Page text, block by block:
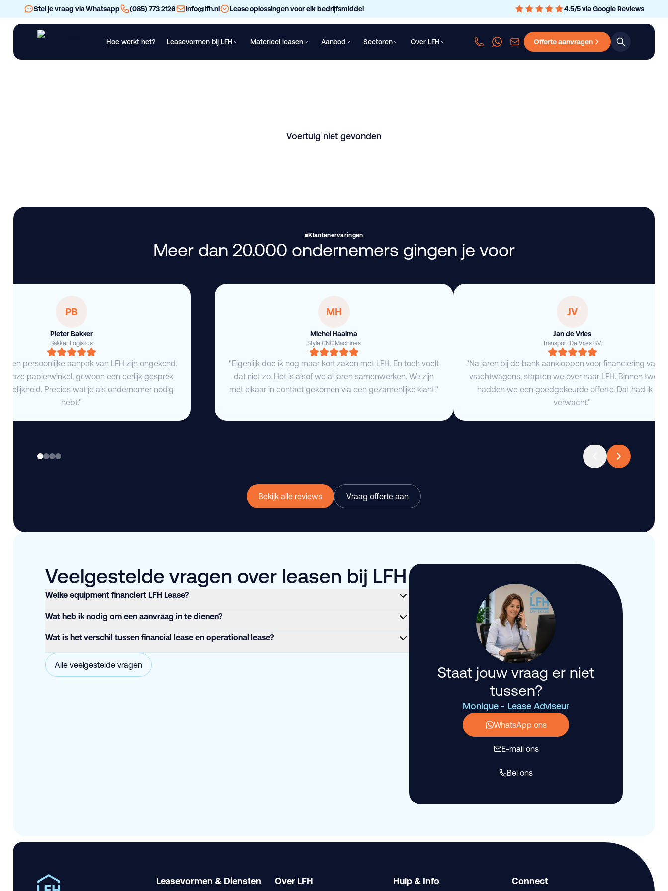
Stel je vraag via Whatsapp (085) 773 2126 info@lfh.nl Lease oplossingen voor elk bedrijfsmiddel 4.5/5via Google Reviews
Hoe werkt het? Leasevormen bij LFH Materieel leasen Aanbod Sectoren Over LFH Offerte aanvragen
Voertuig niet gevonden
Klantenervaringen
Meer dan 20.000 ondernemers gingen je voor
MH
Michel Haaima
Style CNC Machines
"Eigenlijk doe ik nog maar kort zaken met LFH. En toch voelt
dat niet zo. Het is alsof we al jaren samenwerken. We zijn
met elkaar in contact gekomen via een gezamenlijke klant."
JV
Jan de Vries
Transport De Vries B.V.
"Na jaren bij de bank aankloppen voor financiering van
vrachtwagens, stapten we over naar LFH. Binnen twee
hadden we een goedgekeurde offerte. Dat had ik niet
verwacht."
PB
Pieter Bakker
Bakker Logistics
en persoonlijke aanpak van LFH zijn ongekend.
papierwinkel, gewoon een eerlijk gesprek
Precies wat je als ondernemer nodig
hebt."
Bekijk alle reviews Vraag offerte aan
Veelgestelde vragen over leasen bij LFH
Welke equipment financiert LFH Lease?
Wat heb ik nodig om een aanvraag in te dienen?
Wat is het verschil tussen financial lease en operational lease?
Alle veelgestelde vragen
Staat jouw vraag er niet
tussen?
Monique - Lease Adviseur
WhatsApp ons
E-mail ons
Bel ons
Leasevormen & Diensten Over LFH Hulp & Info Connect